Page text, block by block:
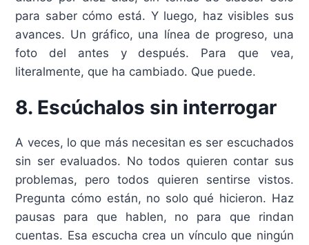
para saber cómo está. Y luego, haz visibles sus
avances. Un gráfico, una línea de progreso, una
foto del antes y después. Para que vea,
literalmente, que ha cambiado. Que puede.
8. Escúchalos sin interrogar
A veces, lo que más necesitan es ser escuchados
sin ser evaluados. No todos quieren contar sus
problemas, pero todos quieren sentirse vistos.
Pregunta cómo están, no solo qué hicieron. Haz
pausas para que hablen, no para que rindan
cuentas. Esa escucha crea un vínculo que ningún